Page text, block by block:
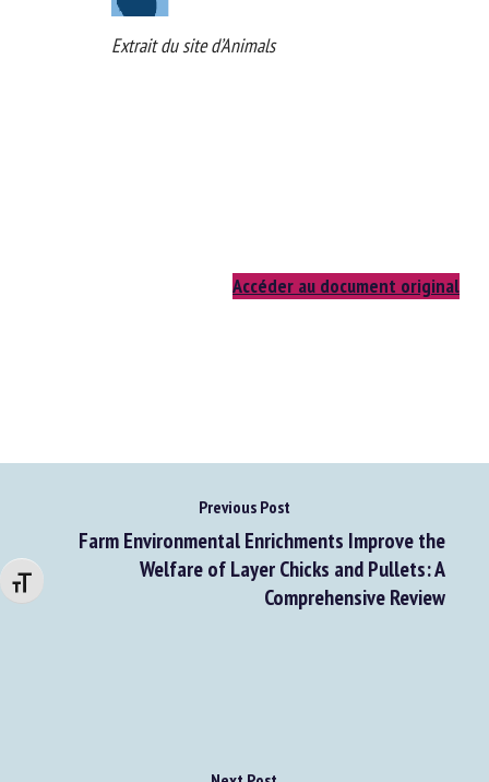
Changer la taille de la police
Previous Post
Farm Environmental Enrichments Improve the